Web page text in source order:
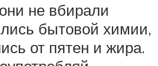
не вбирали
бытовой химии,
от пятен и жира.